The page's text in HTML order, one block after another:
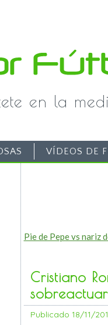
en la
VÍDEOS DE
Pie de Pepe vs nariz
Cristiano
sobreactuar
Publicado 18/11/